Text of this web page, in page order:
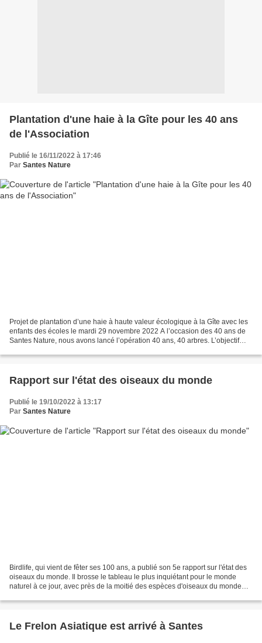
Plantation d'une haie à la Gîte pour les 40 ans
de l'Association
Publié le 16/11/2022 à 17:46
Par Santes Nature
Projet de plantation d’une haie à haute valeur écologique à la Gîte avec les
enfants des écoles le mardi 29 novembre 2022 A l’occasion des 40 ans de
Santes Nature, nous avons lancé l’opération 40 ans, 40 arbres. L’objectif
Rapport sur l'état des oiseaux du monde
Publié le 19/10/2022 à 13:17
Par Santes Nature
Birdlife, qui vient de fêter ses 100 ans, a publié son 5e rapport sur l'état des
oiseaux du monde. Il brosse le tableau le plus inquiétant pour le monde
naturel à ce jour, avec près de la moitié des espèces d'oiseaux du monde
Le Frelon Asiatique est arrivé à Santes